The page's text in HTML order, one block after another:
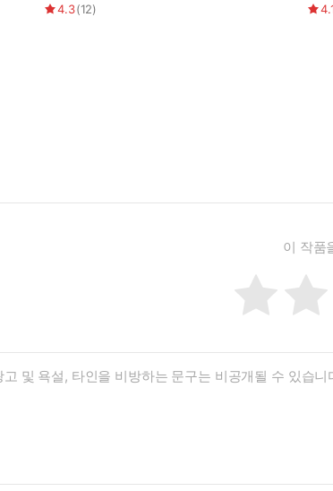
4.3(12)
이 작품